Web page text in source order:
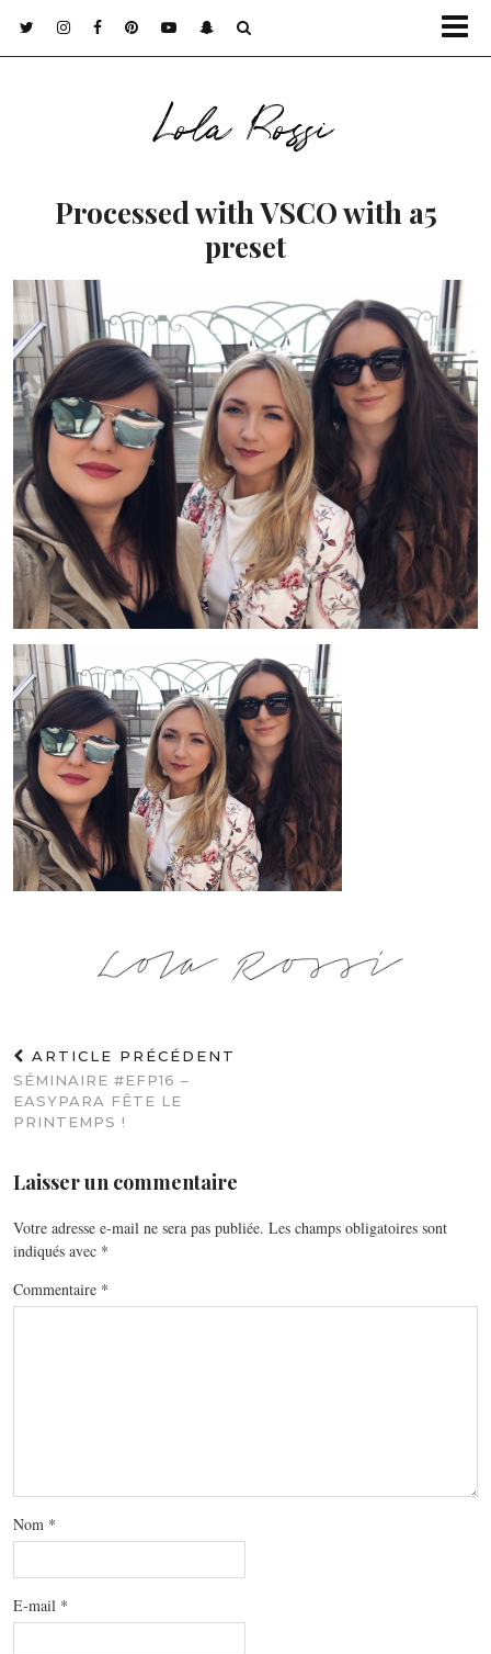
Lola Rossi
Processed with VSCO with a5
preset
ARTICLE PRÉCÉDENT
SÉMINAIRE #EFP16 –
EASYPARA FÊTE LE
PRINTEMPS !
Laisser un commentaire
Votre adresse e-mail ne sera pas publiée. Les champs obligatoires sont
indiqués avec *
Commentaire *
Nom *
E-mail *